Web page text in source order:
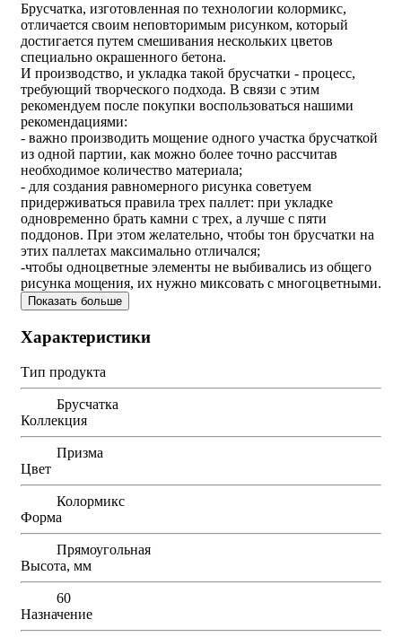
Брусчатка, изготовленная по технологии колормикс,
отличается своим неповторимым рисунком, который
достигается путем смешивания нескольких цветов
специально окрашенного бетона.
И производство, и укладка такой брусчатки - процесс,
требующий творческого подхода. В связи с этим
рекомендуем после покупки воспользоваться нашими
рекомендациями:
- важно производить мощение одного участка брусчаткой
из одной партии, как можно более точно рассчитав
необходимое количество материала;
- для создания равномерного рисунка советуем
придерживаться правила трех паллет: при укладке
одновременно брать камни с трех, а лучше с пяти
поддонов. При этом желательно, чтобы тон брусчатки на
этих паллетах максимально отличался;
-чтобы одноцветные элементы не выбивались из общего
рисунка мощения, их нужно миксовать с многоцветными.
Показать больше
Характеристики
Тип продукта
Брусчатка
Коллекция
Призма
Цвет
Колормикс
Форма
Прямоугольная
Высота, мм
60
Назначение